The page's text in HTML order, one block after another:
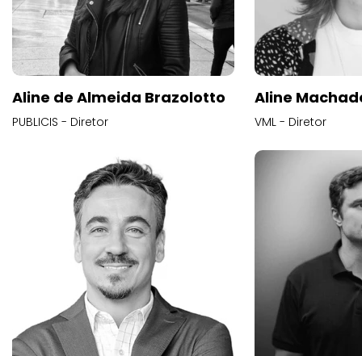
Aline de Almeida Brazolotto
PUBLICIS - Diretor
Aline
VML - Diretor